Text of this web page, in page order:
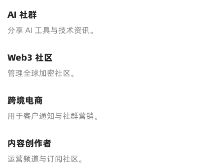
AI 社群
分享 AI 工具与技术资讯。
Web3 社区
管理全球加密社区。
跨境电商
用于客户通知与社群营销。
内容创作者
运营频道与订阅社区。